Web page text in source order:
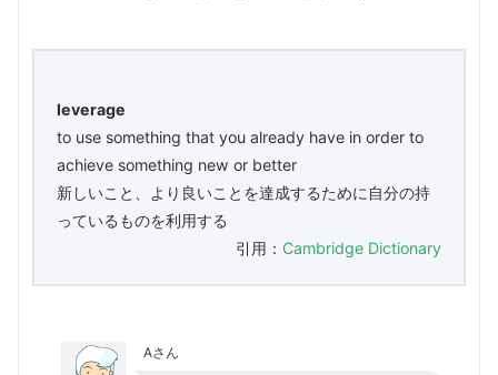
leverage
to use something that you already have in order to
achieve something new or better
新しいこと、より良いことを達成するために自分の持
っているものを利用する
引用： Cambridge Dictionary
Aさん